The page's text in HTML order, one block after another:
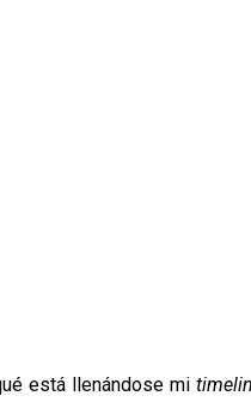
está llenándose mi